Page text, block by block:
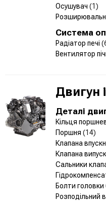
Осушувач (1)
Система
Радіатор печі
Вентилятор
Двигун
Деталі
Кільця
Поршня (14)
Клапана
Клапана
Сальники
Болти головки
Розподільний